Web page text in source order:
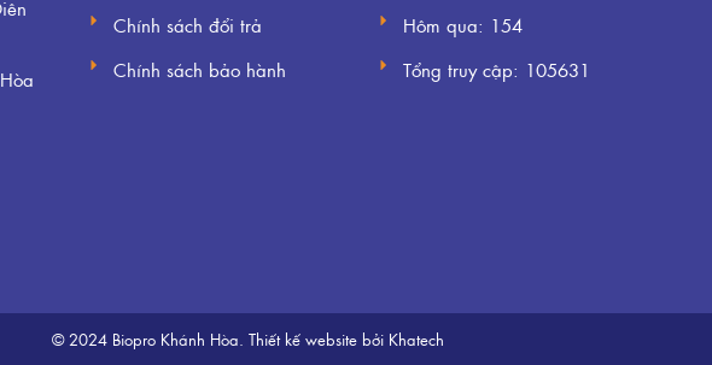
Chính sách đổi trả
Chính sách bảo hành
Hôm qua: 154
Tổng truy cập: 105631
© 2024 Biopro Khánh Hòa. Thiết kế websitebởi Khatech